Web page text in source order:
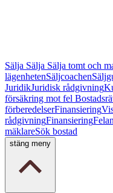
Sälja Sälja Sälja tomt och
lägenhetenSäljcoachen
JuridikJuridisk rådgivning
försäkring mot fel
förberedelserFinansiering
rådgivningFinansiering
mäklareSök bostad
stäng meny